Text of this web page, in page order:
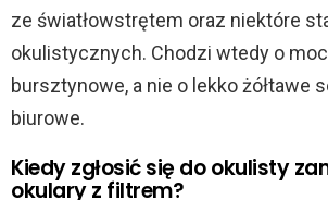
ze światłowstrętem oraz niektóre
okulistycznych. Chodzi wtedy o
bursztynowe, a nie o lekko żółtawe
biurowe.
Kiedy zgłosić się do okulisty
okulary z filtrem?